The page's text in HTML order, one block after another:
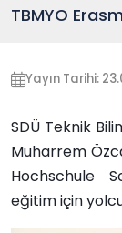
TBMYO
Yayın Tarihi:
SDÜ Teknik
Muharrem
Hochschule
eğitim için